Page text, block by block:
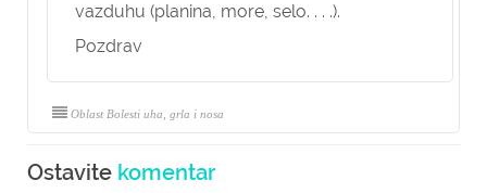
vazduhu (planina, more, selo. . . .).
Pozdrav
Oblast Bolesti uha, grla i nosa
Ostavite komentar